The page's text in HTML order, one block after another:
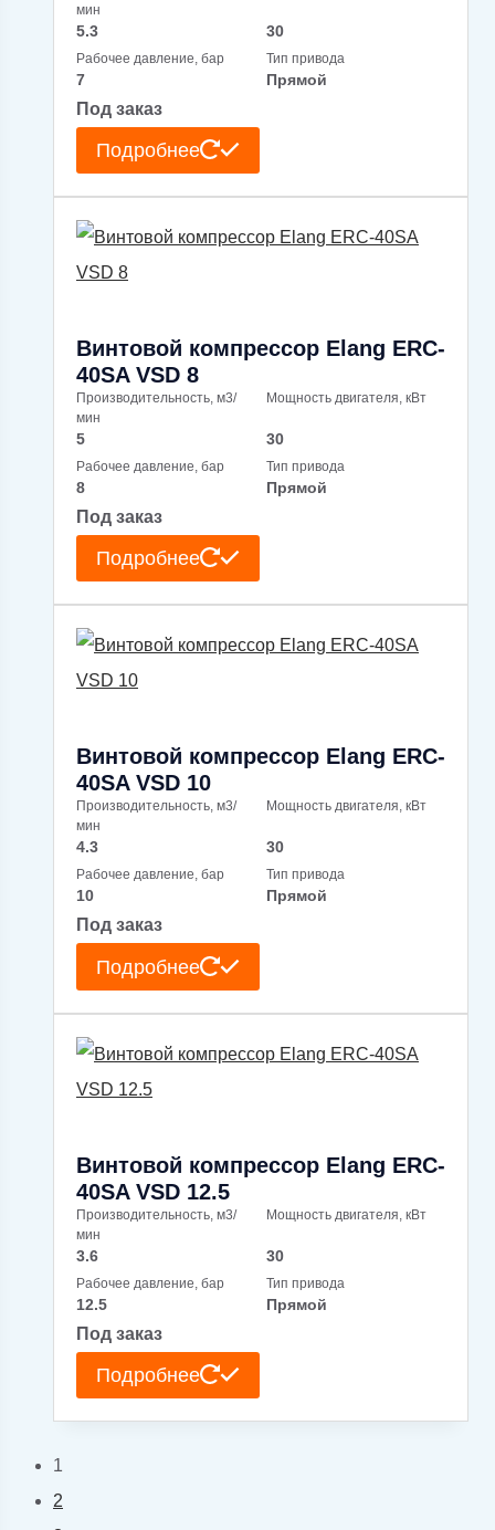
мин
5.3 30
Рабочее давление, бар
7
Тип привода
Прямой
Под заказ
Подробнее
Винтовой компрессор Elang ERC-
40SA VSD 8
Производительность, м3/
мин
5
Мощность двигателя, кВт
30
Рабочее давление, бар
8
Тип привода
Прямой
Под заказ
Подробнее
Винтовой компрессор Elang ERC-
40SA VSD 10
Производительность, м3/
мин
4.3
Мощность двигателя, кВт
30
Рабочее давление, бар
10
Тип привода
Прямой
Под заказ
Подробнее
Винтовой компрессор Elang ERC-
40SA VSD 12.5
Производительность, м3/
мин
3.6
Мощность двигателя, кВт
30
Рабочее давление, бар
12.5
Тип привода
Прямой
Под заказ
Подробнее
1
2